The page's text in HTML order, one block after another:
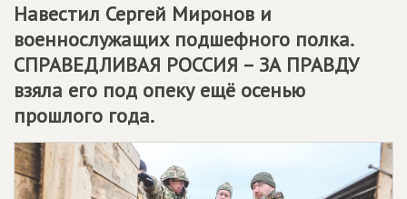
Навестил Сергей Миронов и
военнослужащих подшефного полка.
СПРАВЕДЛИВАЯ РОССИЯ – ЗА ПРАВДУ
взяла его под опеку ещё осенью
прошлого года.